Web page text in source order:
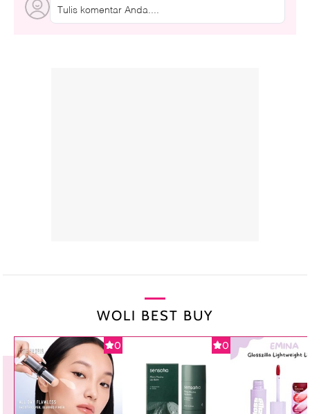
Tulis komentar Anda....
WOLI BEST BUY
0 0